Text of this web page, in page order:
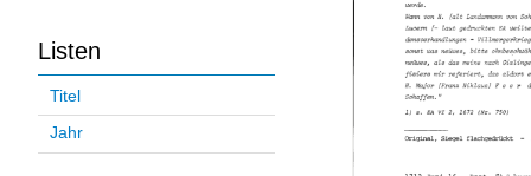
Listen
Titel
Jahr